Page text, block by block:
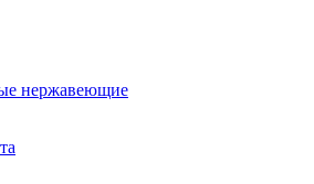
нержавеющие